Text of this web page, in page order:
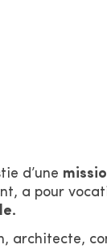
d’une
a pour
architecte,